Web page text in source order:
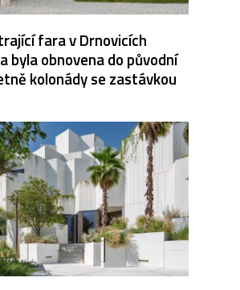
fara v Drnovicích
byla obnovena do původní
kolonády se zastávkou